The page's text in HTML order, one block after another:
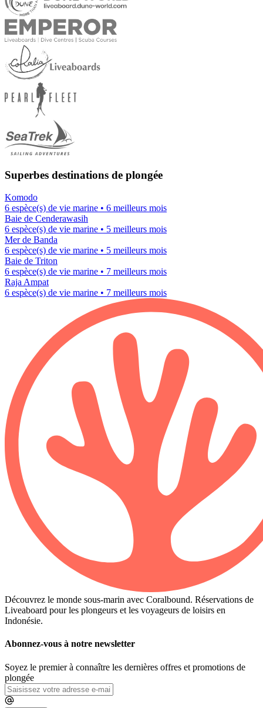
Superbes destinations de plongée
Komodo
6 espèce(s) de vie marine • 6 meilleurs mois
Baie de Cenderawasih
6 espèce(s) de vie marine • 5 meilleurs mois
Mer de Banda
6 espèce(s) de vie marine • 5 meilleurs mois
Baie de Triton
6 espèce(s) de vie marine • 7 meilleurs mois
Raja Ampat
6 espèce(s) de vie marine • 7 meilleurs mois
Découvrez le monde sous-marin avec Coralbound. Réservations de
Liveaboard pour les plongeurs et les voyageurs de loisirs en
Indonésie.
Abonnez-vous à notre newsletter
Soyez le premier à connaître les dernières offres et promotions de
plongée